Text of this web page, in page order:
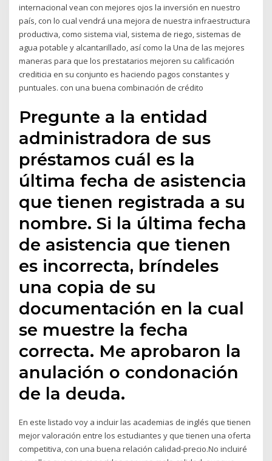
internacional vean con mejores ojos la inversión en nuestro
país, con lo cual vendrá una mejora de nuestra infraestructura
productiva, como sistema vial, sistema de riego, sistemas de
agua potable y alcantarillado, así como la Una de las mejores
maneras para que los prestatarios mejoren su calificación
crediticia en su conjunto es haciendo pagos constantes y
puntuales. con una buena combinación de crédito
Pregunte a la entidad
administradora de sus
préstamos cuál es la
última fecha de asistencia
que tienen registrada a su
nombre. Si la última fecha
de asistencia que tienen
es incorrecta, bríndeles
una copia de su
documentación en la cual
se muestre la fecha
correcta. Me aprobaron la
anulación o condonación
de la deuda.
En este listado voy a incluir las academias de inglés que tienen
mejor valoración entre los estudiantes y que tienen una oferta
competitiva, con una buena relación calidad-precio.No incluiré